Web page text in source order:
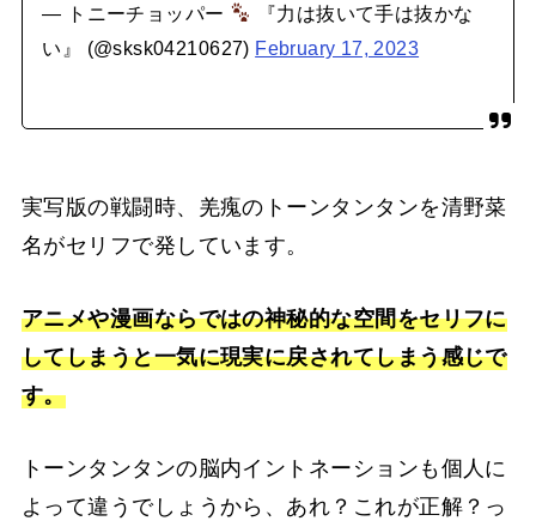
— トニーチョッパー
『力は抜いて手は抜かな
い』 (@sksk04210627) February 17, 2023
実写版の戦闘時、羌瘣のトーンタンタンを清野菜
名がセリフで発しています。
アニメや漫画ならではの神秘的な空間をセリフに
してしまうと一気に現実に戻されてしまう感じで
す。
トーンタンタンの脳内イントネーションも個人に
よって違うでしょうから、あれ？これが正解？っ